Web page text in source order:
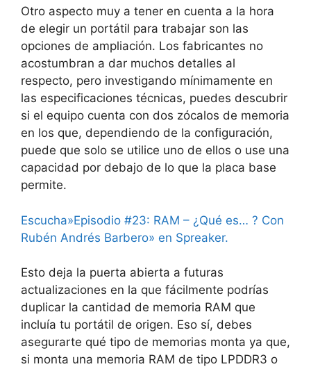
Otro aspecto muy a tener en cuenta a la hora
de elegir un portátil para trabajar son las
opciones de ampliación. Los fabricantes no
acostumbran a dar muchos detalles al
respecto, pero investigando mínimamente en
las especificaciones técnicas, puedes descubrir
si el equipo cuenta con dos zócalos de memoria
en los que, dependiendo de la configuración,
puede que solo se utilice uno de ellos o use una
capacidad por debajo de lo que la placa base
permite.
Escucha»Episodio #23: RAM – ¿Qué es… ? Con
Rubén Andrés Barbero» en Spreaker.
Esto deja la puerta abierta a futuras
actualizaciones en la que fácilmente podrías
duplicar la cantidad de memoria RAM que
incluía tu portátil de origen. Eso sí, debes
asegurarte qué tipo de memorias monta ya que,
si monta una memoria RAM de tipo LPDDR3 o